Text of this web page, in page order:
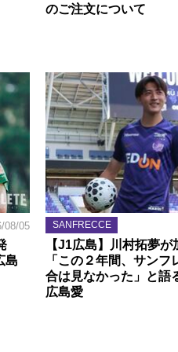
のご注文について
08/05
島
SANFRECCE
【J1広島】川村拓夢が
「この２年間、サンフ
合は見なかった」と語
広島愛